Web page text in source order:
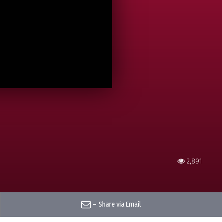
2,891
– Share via Email